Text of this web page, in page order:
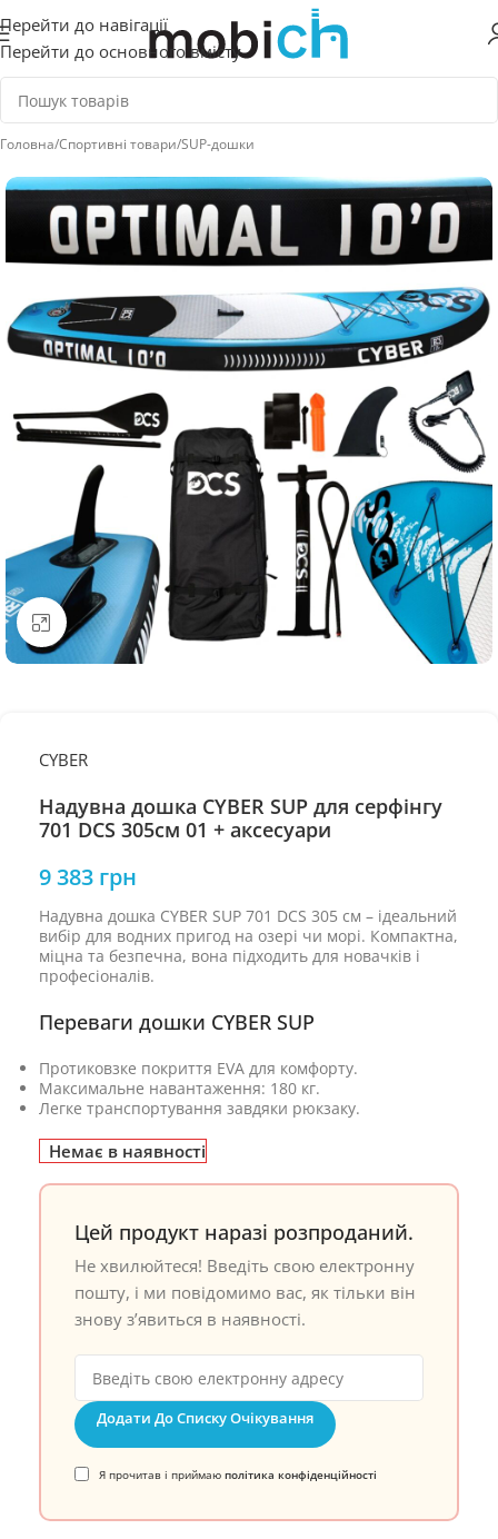
Перейти до навігації
Перейти до основного вмісту
Головна/Спортивні товари/SUP-дошки
Натисніть, щоб збільшити
CYBER
Надувна дошка CYBER SUP для серфінгу
701 DCS 305см 01 + аксесуари
9 383 грн
Надувна дошка CYBER SUP 701 DCS 305 см – ідеальний
вибір для водних пригод на озері чи морі. Компактна,
міцна та безпечна, вона підходить для новачків і
професіоналів.
Переваги дошки CYBER SUP
Протиковзке покриття EVA для комфорту.
Максимальне навантаження: 180 кг.
Легке транспортування завдяки рюкзаку.
Немає в наявності
Цей продукт наразі розпроданий.
Не хвилюйтеся! Введіть свою електронну
пошту, і ми повідомимо вас, як тільки він
знову з’явиться в наявності.
Додати До Списку Очікування
Я прочитав і приймаю політика конфіденційності